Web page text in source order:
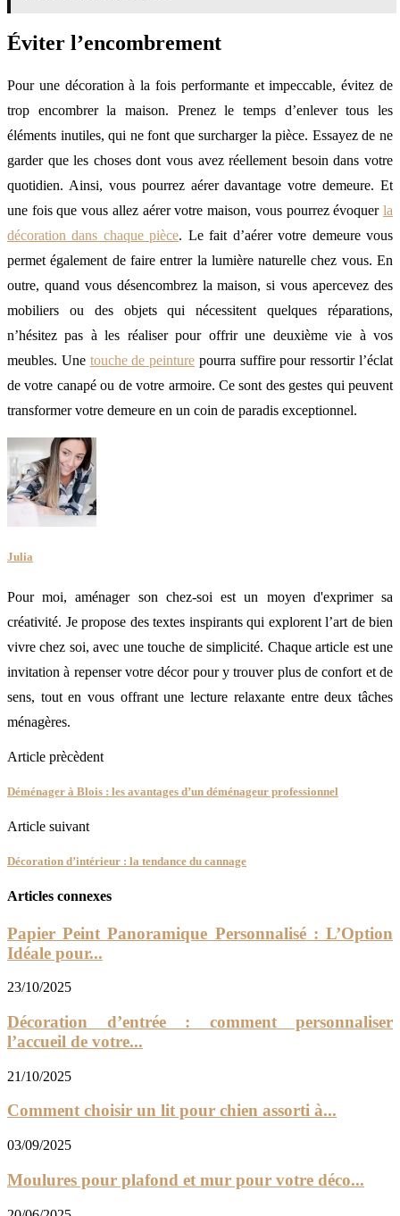
Éviter l’encombrement
Pour une décoration à la fois performante et impeccable, évitez de
trop encombrer la maison. Prenez le temps d’enlever tous les
éléments inutiles, qui ne font que surcharger la pièce. Essayez de ne
garder que les choses dont vous avez réellement besoin dans votre
quotidien. Ainsi, vous pourrez aérer davantage votre demeure. Et
une fois que vous allez aérer votre maison, vous pourrez évoquer la
décoration dans chaque pièce. Le fait d’aérer votre demeure vous
permet également de faire entrer la lumière naturelle chez vous. En
outre, quand vous désencombrez la maison, si vous apercevez des
mobiliers ou des objets qui nécessitent quelques réparations,
n’hésitez pas à les réaliser pour offrir une deuxième vie à vos
meubles. Une touche de peinture pourra suffire pour ressortir l’éclat
de votre canapé ou de votre armoire. Ce sont des gestes qui peuvent
transformer votre demeure en un coin de paradis exceptionnel.
Julia
Pour moi, aménager son chez-soi est un moyen d'exprimer sa
créativité. Je propose des textes inspirants qui explorent l’art de bien
vivre chez soi, avec une touche de simplicité. Chaque article est une
invitation à repenser votre décor pour y trouver plus de confort et de
sens, tout en vous offrant une lecture relaxante entre deux tâches
ménagères.
Article prècèdent
Déménager à Blois : les avantages d’un déménageur professionnel
Article suivant
Décoration d’intérieur : la tendance du cannage
Articles connexes
Papier Peint Panoramique Personnalisé : L’Option
Idéale pour...
23/10/2025
Décoration d’entrée : comment personnaliser
l’accueil de votre...
21/10/2025
Comment choisir un lit pour chien assorti à...
03/09/2025
Moulures pour plafond et mur pour votre déco...